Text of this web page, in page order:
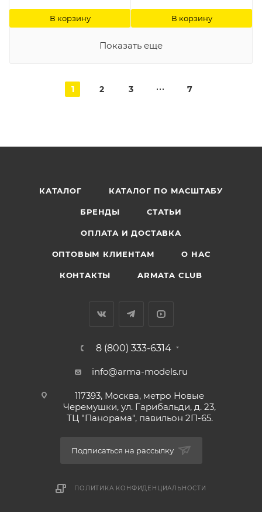
В корзину В корзину
Показать еще
1 2 3 7
КАТАЛОГ КАТАЛОГ ПО МАСШТАБУ
БРЕНДЫ СТАТЬИ
ОПЛАТА И ДОСТАВКА
ОПТОВЫМ КЛИЕНТАМ О НАС
КОНТАКТЫ ARMATA CLUB
8 (800) 333-6314
info@arma-models.ru
117393, Москва, метро Новые
Черемушки, ул. Гарибальди, д. 23,
ТЦ "Панорама", павильон 2П-65.
Подписаться на рассылку
ПОЛИТИКА КОНФИДЕНЦИАЛЬНОСТИ